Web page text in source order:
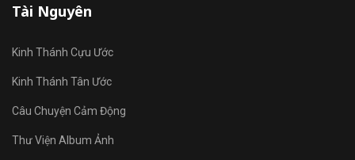
Tài Nguyên
Kinh Thánh Cựu Ước
Kinh Thánh Tân Ước
Câu Chuyện Cảm Động
Thư Viện Album Ảnh